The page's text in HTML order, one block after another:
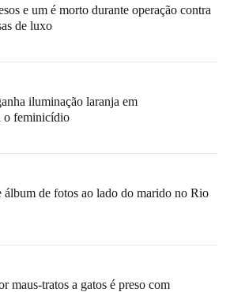
e um é morto durante operação contra
de luxo
iluminação laranja em
o feminicídio
de fotos ao lado do marido no Rio
maus-tratos a gatos é preso com